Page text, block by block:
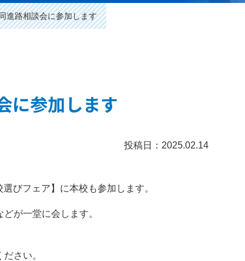
進路相談会に参加します
に参加します
投稿日：2025.02.14
びフェア】に本校も参加します。
が一堂に会します。
さい。